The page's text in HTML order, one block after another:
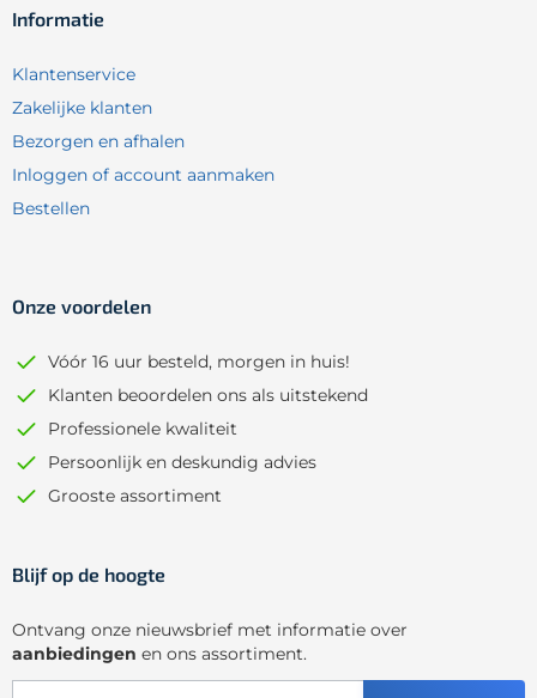
Informatie
Klantenservice
Zakelijke klanten
Bezorgen en afhalen
Inloggen of account aanmaken
Bestellen
Onze voordelen
Vóór 16 uur besteld, morgen in huis!
Klanten beoordelen ons als uitstekend
Professionele kwaliteit
Persoonlijk en deskundig advies
Grooste assortiment
Blijf op de hoogte
Ontvang onze nieuwsbrief met informatie over
aanbiedingen en ons assortiment.